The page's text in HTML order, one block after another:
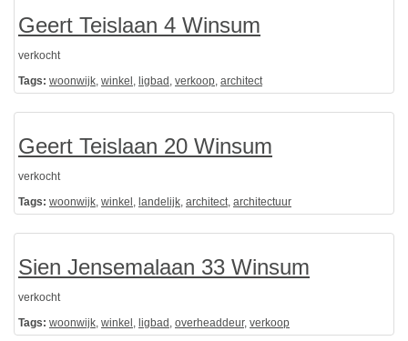
Geert Teislaan 4 Winsum
verkocht
Tags: woonwijk, winkel , ligbad , verkoop, architect
Geert Teislaan 20 Winsum
verkocht
Tags: woonwijk, winkel , landelijk, architect, architectuur
Sien Jensemalaan 33 Winsum
verkocht
Tags: woonwijk, winkel , ligbad , overheaddeur, verkoop